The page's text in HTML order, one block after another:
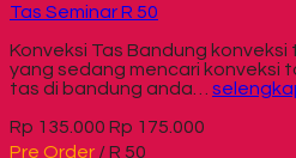
Tas Seminar R 50
Konveksi Tas Bandung
yang sedang mencari konveksi
tas di bandung anda…
Rp 135.000 Rp 175.000
Pre Order / R 50